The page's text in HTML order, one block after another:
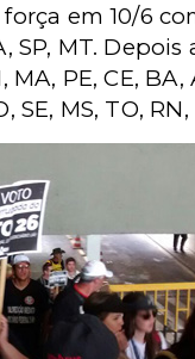
em 10/6
SP, MT.
PE, CE, BA,
SE, MS, TO, RN,